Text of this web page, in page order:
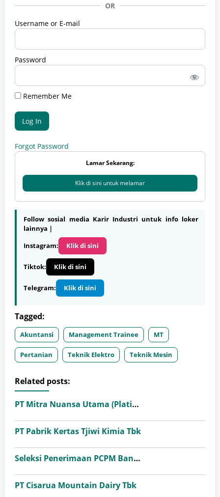
OR
Username or E-mail
Password
Remember Me
Forgot Password
Lamar Sekarang:
Klik di sini untuk melamar
Follow sosial media Karir Industri untuk info loker
lainnya |
Instagram:
Klik di sini
Tiktok: Klik di sini
Telegram: Klik di sini
Tagged:
Akuntansi Management Trainee MT
Pertanian Teknik Elektro Teknik Mesin
Related posts:
PT Mitra Nuansa Utama (Platinum Ceramics Group)
PT Pabrik Kertas Tjiwi Kimia Tbk
Seleksi Penerimaan PCPM Bank Indonesia Angkatan 41
PT Cisarua Mountain Dairy Tbk